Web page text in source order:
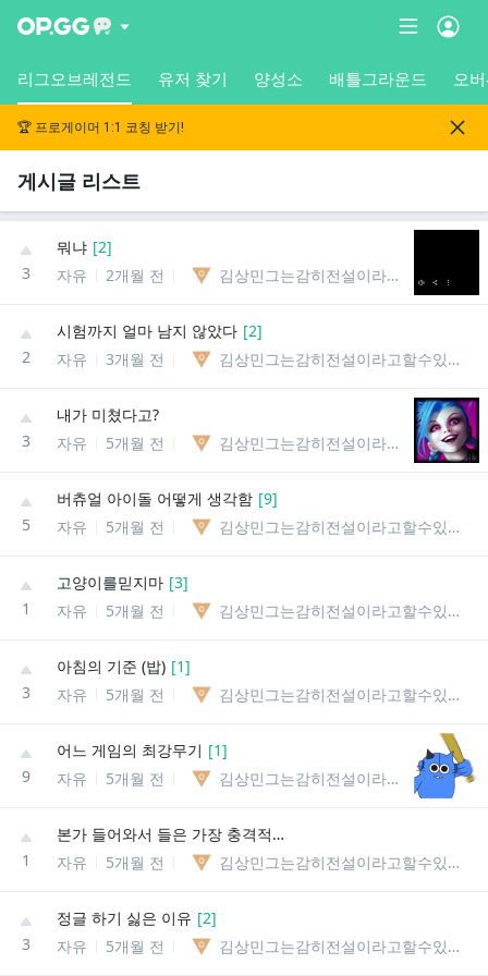
리그오브레전드 유저 찾기 양성소 배틀그라운드 오
🏆 프로게이머 1:1 코칭 받기!
게시글 리스트
3
뭐냐 [2]
자유
2개월 전 김상민그는감히전설이라고할수있을까
2
시험까지 얼마 남지 않았다 [2]
자유
3개월 전 김상민그는감히전설이라고할수있을까
3
내가 미쳤다고?
자유
5개월 전 김상민그는감히전설이라고할수있을까
5
버츄얼 아이돌 어떻게 생각함 [9]
자유
5개월 전 김상민그는감히전설이라고할수있을까
1
고양이를믿지마 [3]
자유
5개월 전 김상민그는감히전설이라고할수있을까
3
아침의 기준 (밥) [1]
자유
5개월 전 김상민그는감히전설이라고할수있을까
9
어느 게임의 최강무기 [1]
자유
5개월 전 김상민그는감히전설이라고할수있을까
1
본가 들어와서 들은 가장 충격적인 말
자유
5개월 전 김상민그는감히전설이라고할수있을까
3
정글 하기 싫은 이유 [2]
자유
5개월 전 김상민그는감히전설이라고할수있을까